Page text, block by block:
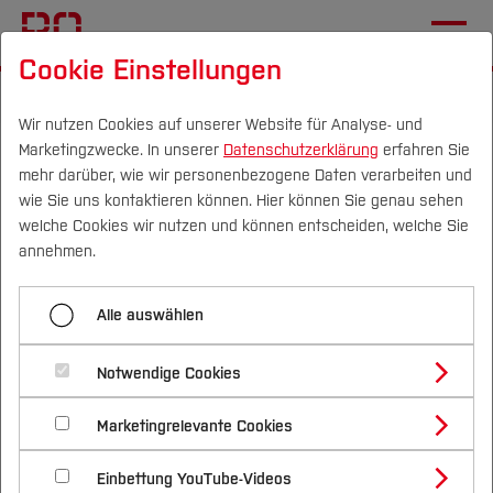
Campus Personen DE|EN Quicklinks
Studium
Studienangebote
Bachelorstudiengänge
Masterstudiengänge
Vor dem Studium
Bewerben & Einschreiben
Bewerbungsportal
Im Studium
Studienbüros und Prüfungen
Nach dem Studium
Forschung & Transfer
Profil
Forschungs- und Transferprofil
Schwerpunkte (FuT)
Beratung & Förderung
Nachhaltigkeit
Nachhaltigkeit studieren
International
Von der Idee zum
passenden
Geschäftsmodell – mit dem
Blick über den Tellerrand
10.04.2025, 14:00 Uhr - 16:00 UhrGründung
Termin speichern (.ics)
Ort:Technologie
Zentrum Ruhr, Konrad-Zuse-Str. 18, 44801 Bochum
Cookie Einstellungen
Wir nutzen Cookies auf unserer Website für Analyse- und
Marketingzwecke. In unserer Datenschutzerklärung erfahren Sie
mehr darüber, wie wir personenbezogene Daten verarbeiten und
wie Sie uns kontaktieren können. Hier können Sie genau sehen
welche Cookies wir nutzen und können entscheiden, welche Sie
annehmen.
Alle auswählen
Notwendige Cookies
Marketingrelevante Cookies
Einbettung YouTube-Videos